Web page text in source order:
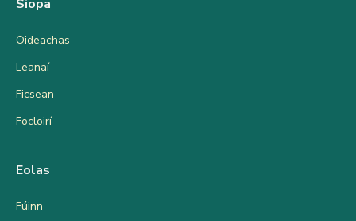
Siopa
Oideachas
Leanaí
Ficsean
Focloirí
Eolas
Fúinn